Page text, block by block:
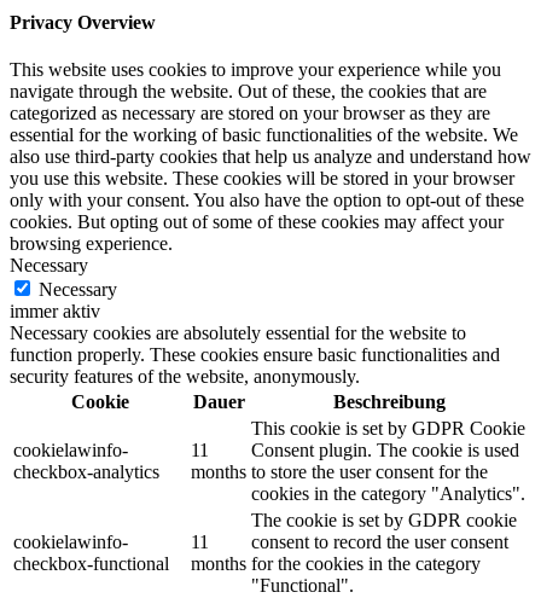
Privacy Overview
This website uses cookies to improve your experience while you
navigate through the website. Out of these, the cookies that are
categorized as necessary are stored on your browser as they are
essential for the working of basic functionalities of the website. We
also use third-party cookies that help us analyze and understand how
you use this website. These cookies will be stored in your browser
only with your consent. You also have the option to opt-out of these
cookies. But opting out of some of these cookies may affect your
browsing experience.
Necessary
Necessary
immer aktiv
Necessary cookies are absolutely essential for the website to
function properly. These cookies ensure basic functionalities and
security features of the website, anonymously.
Cookie
Dauer Beschreibung
cookielawinfo-
checkbox-analytics
11
months
This cookie is set by GDPR Cookie
Consent plugin. The cookie is used
to store the user consent for the
cookies in the category "Analytics".
cookielawinfo-
checkbox-functional
11
months
The cookie is set by GDPR cookie
consent to record the user consent
for the cookies in the category
"Functional".